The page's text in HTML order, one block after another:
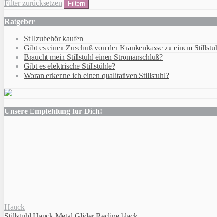
Filter zurücksetzen Filtern
Ratgeber
Stillzubehör kaufen
Gibt es einen Zuschuß von der Krankenkasse zu einem
Braucht mein Stillstuhl einen Stromanschluß?
Gibt es elektrische Stillstühle?
Woran erkenne ich einen qualitativen Stillstuhl?
Unsere Empfehlung für Dich!
Hauck